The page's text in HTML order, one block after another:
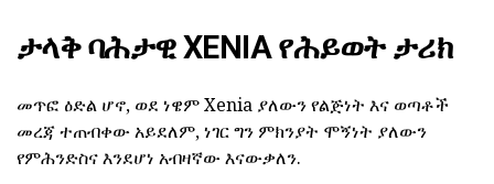
ታላቅ ባሕታዊ XENIA የሕይወት ታሪክ
መጥፎ ዕድል ሆኖ, ወደ ነዌም Xenia ያለውን የልጅነት እና ወጣቶች
መረጃ ተጠብቀው አይደለም, ነገር ግን ምክንያት ሞኝነት ያለውን
የምሕንድስና እንደሆነ አብዛኛው እናውቃለን.